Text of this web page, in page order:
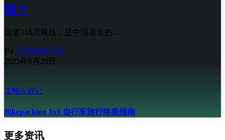
钱？
国道318川藏线，是中国著名的…
By 小黄油饼干🍪
2025年9月20日
攻略&游记
Bikepacking 1x1 自行车旅行终极指南
更多资讯